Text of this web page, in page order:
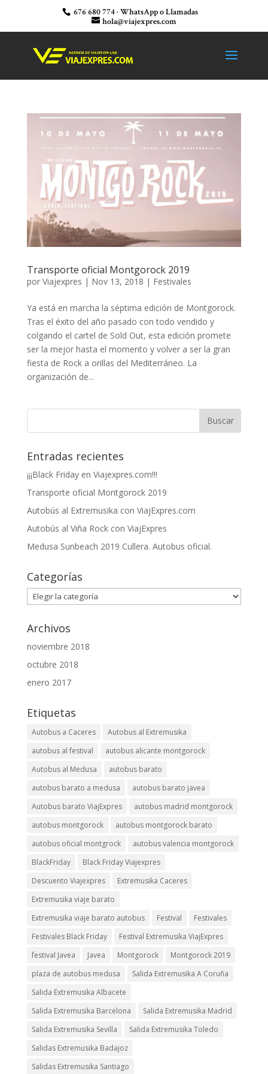
676 680 774 · WhatsApp o Llamadas
hola@viajexpres.com
Transporte oficial Montgorock 2019
por Viajexpres | Nov 13, 2018 | Festivales
Ya está en marcha la séptima edición de Montgorock.
Tras el éxito del año pasado con todo vendido y
colgando el cartel de Sold Out, esta edición promete
ser la mejor hasta el momento y volver a ser la gran
fiesta de Rock a orillas del Mediterráneo. La
organización de...
Entradas recientes
¡¡¡Black Friday en Viajexpres.com!!!
Transporte oficial Montgorock 2019
Autobús al Extremusika con ViajExpres.com
Autobús al Viña Rock con ViajExpres
Medusa Sunbeach 2019 Cullera. Autobus oficial.
Categorías
Categorías
Archivos
noviembre 2018
octubre 2018
enero 2017
Etiquetas
Autobus a Caceres
Autobus al Extremusika
autobus al festival
autobus alicante montgorock
Autobus al Medusa
autobus barato
autobus barato a medusa
autobus barato javea
Autobus barato ViajExpres
autobus madrid montgorock
autobus montgorock
autobus montgorock barato
autobus oficial montgrock
autobus valencia montgorock
BlackFriday
Black Friday Viajexpres
Descuento Viajexpres
Extremusika Caceres
Extremusika viaje barato
Extremusika viaje barato autobus
Festival
Festivales
Festivales Black Friday
Festival Extremusika ViajExpres
festival Javea
Javea Montgorock
Montgorock 2019
plaza de autobus medusa
Salida Extremusika A Coruña
Salida Extremusika Albacete
Salida Extremusika Barcelona
Salida Extremusika Madrid
Salida Extremusika Sevilla
Salida Extremusika Toledo
Salidas Extremusika Badajoz
Salidas Extremusika Santiago